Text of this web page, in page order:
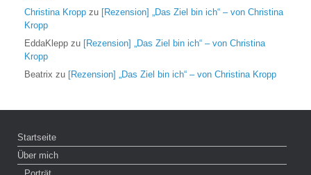
Christina Kropp zu [Rezension] „Das Ziel bin ich“ – von Christina
Kropp
EddaKlepp zu [Rezension] „Das Ziel bin ich“ – von Christina
Kropp
Beatrix zu [Rezension] „Das Ziel bin ich“ – von Christina Kropp
Startseite
Über mich